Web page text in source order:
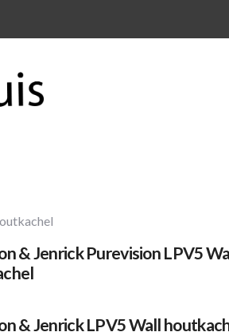
& Jenrick Purevision LPV5
& Jenrick LPV5 Wall